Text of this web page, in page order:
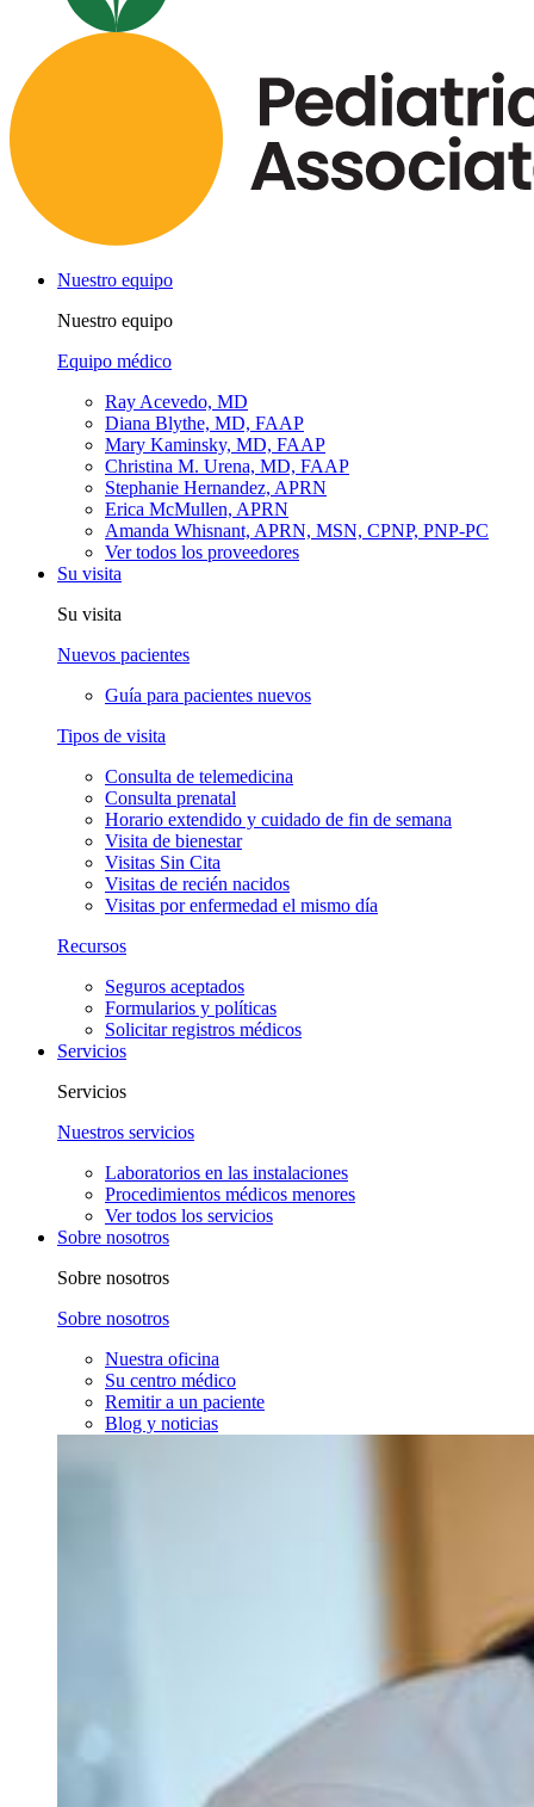
Nuestro equipo
Nuestro equipo
Equipo médico
Ray Acevedo, MD
Diana Blythe, MD, FAAP
Mary Kaminsky, MD, FAAP
Christina M. Urena, MD, FAAP
Stephanie Hernandez, APRN
Erica McMullen, APRN
Amanda Whisnant, APRN, MSN, CPNP, PNP-PC
Ver todos los proveedores
Su visita
Su visita
Nuevos pacientes
Guía para pacientes nuevos
Tipos de visita
Consulta de telemedicina
Consulta prenatal
Horario extendido y cuidado de fin de semana
Visita de bienestar
Visitas Sin Cita
Visitas de recién nacidos
Visitas por enfermedad el mismo día
Recursos
Seguros aceptados
Formularios y políticas
Solicitar registros médicos
Servicios
Servicios
Nuestros servicios
Laboratorios en las instalaciones
Procedimientos médicos menores
Ver todos los servicios
Sobre nosotros
Sobre nosotros
Sobre nosotros
Nuestra oficina
Su centro médico
Remitir a un paciente
Blog y noticias